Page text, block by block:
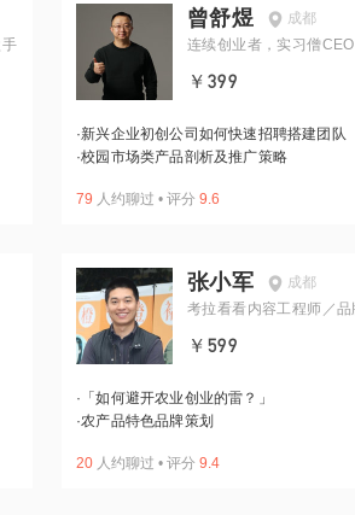
曾舒煜
成都
连续创业者，实习僧CEO
￥399
·新兴企业初创公司如何快速招聘搭建团队
·校园市场类产品剖析及推广策略
79 人约聊过 • 评分 9.6
张小军
成都
考拉看看内容工程师／
￥599
· 「如何避开农业创业的雷？」
·农产品特色品牌策划
20 人约聊过 • 评分 9.4